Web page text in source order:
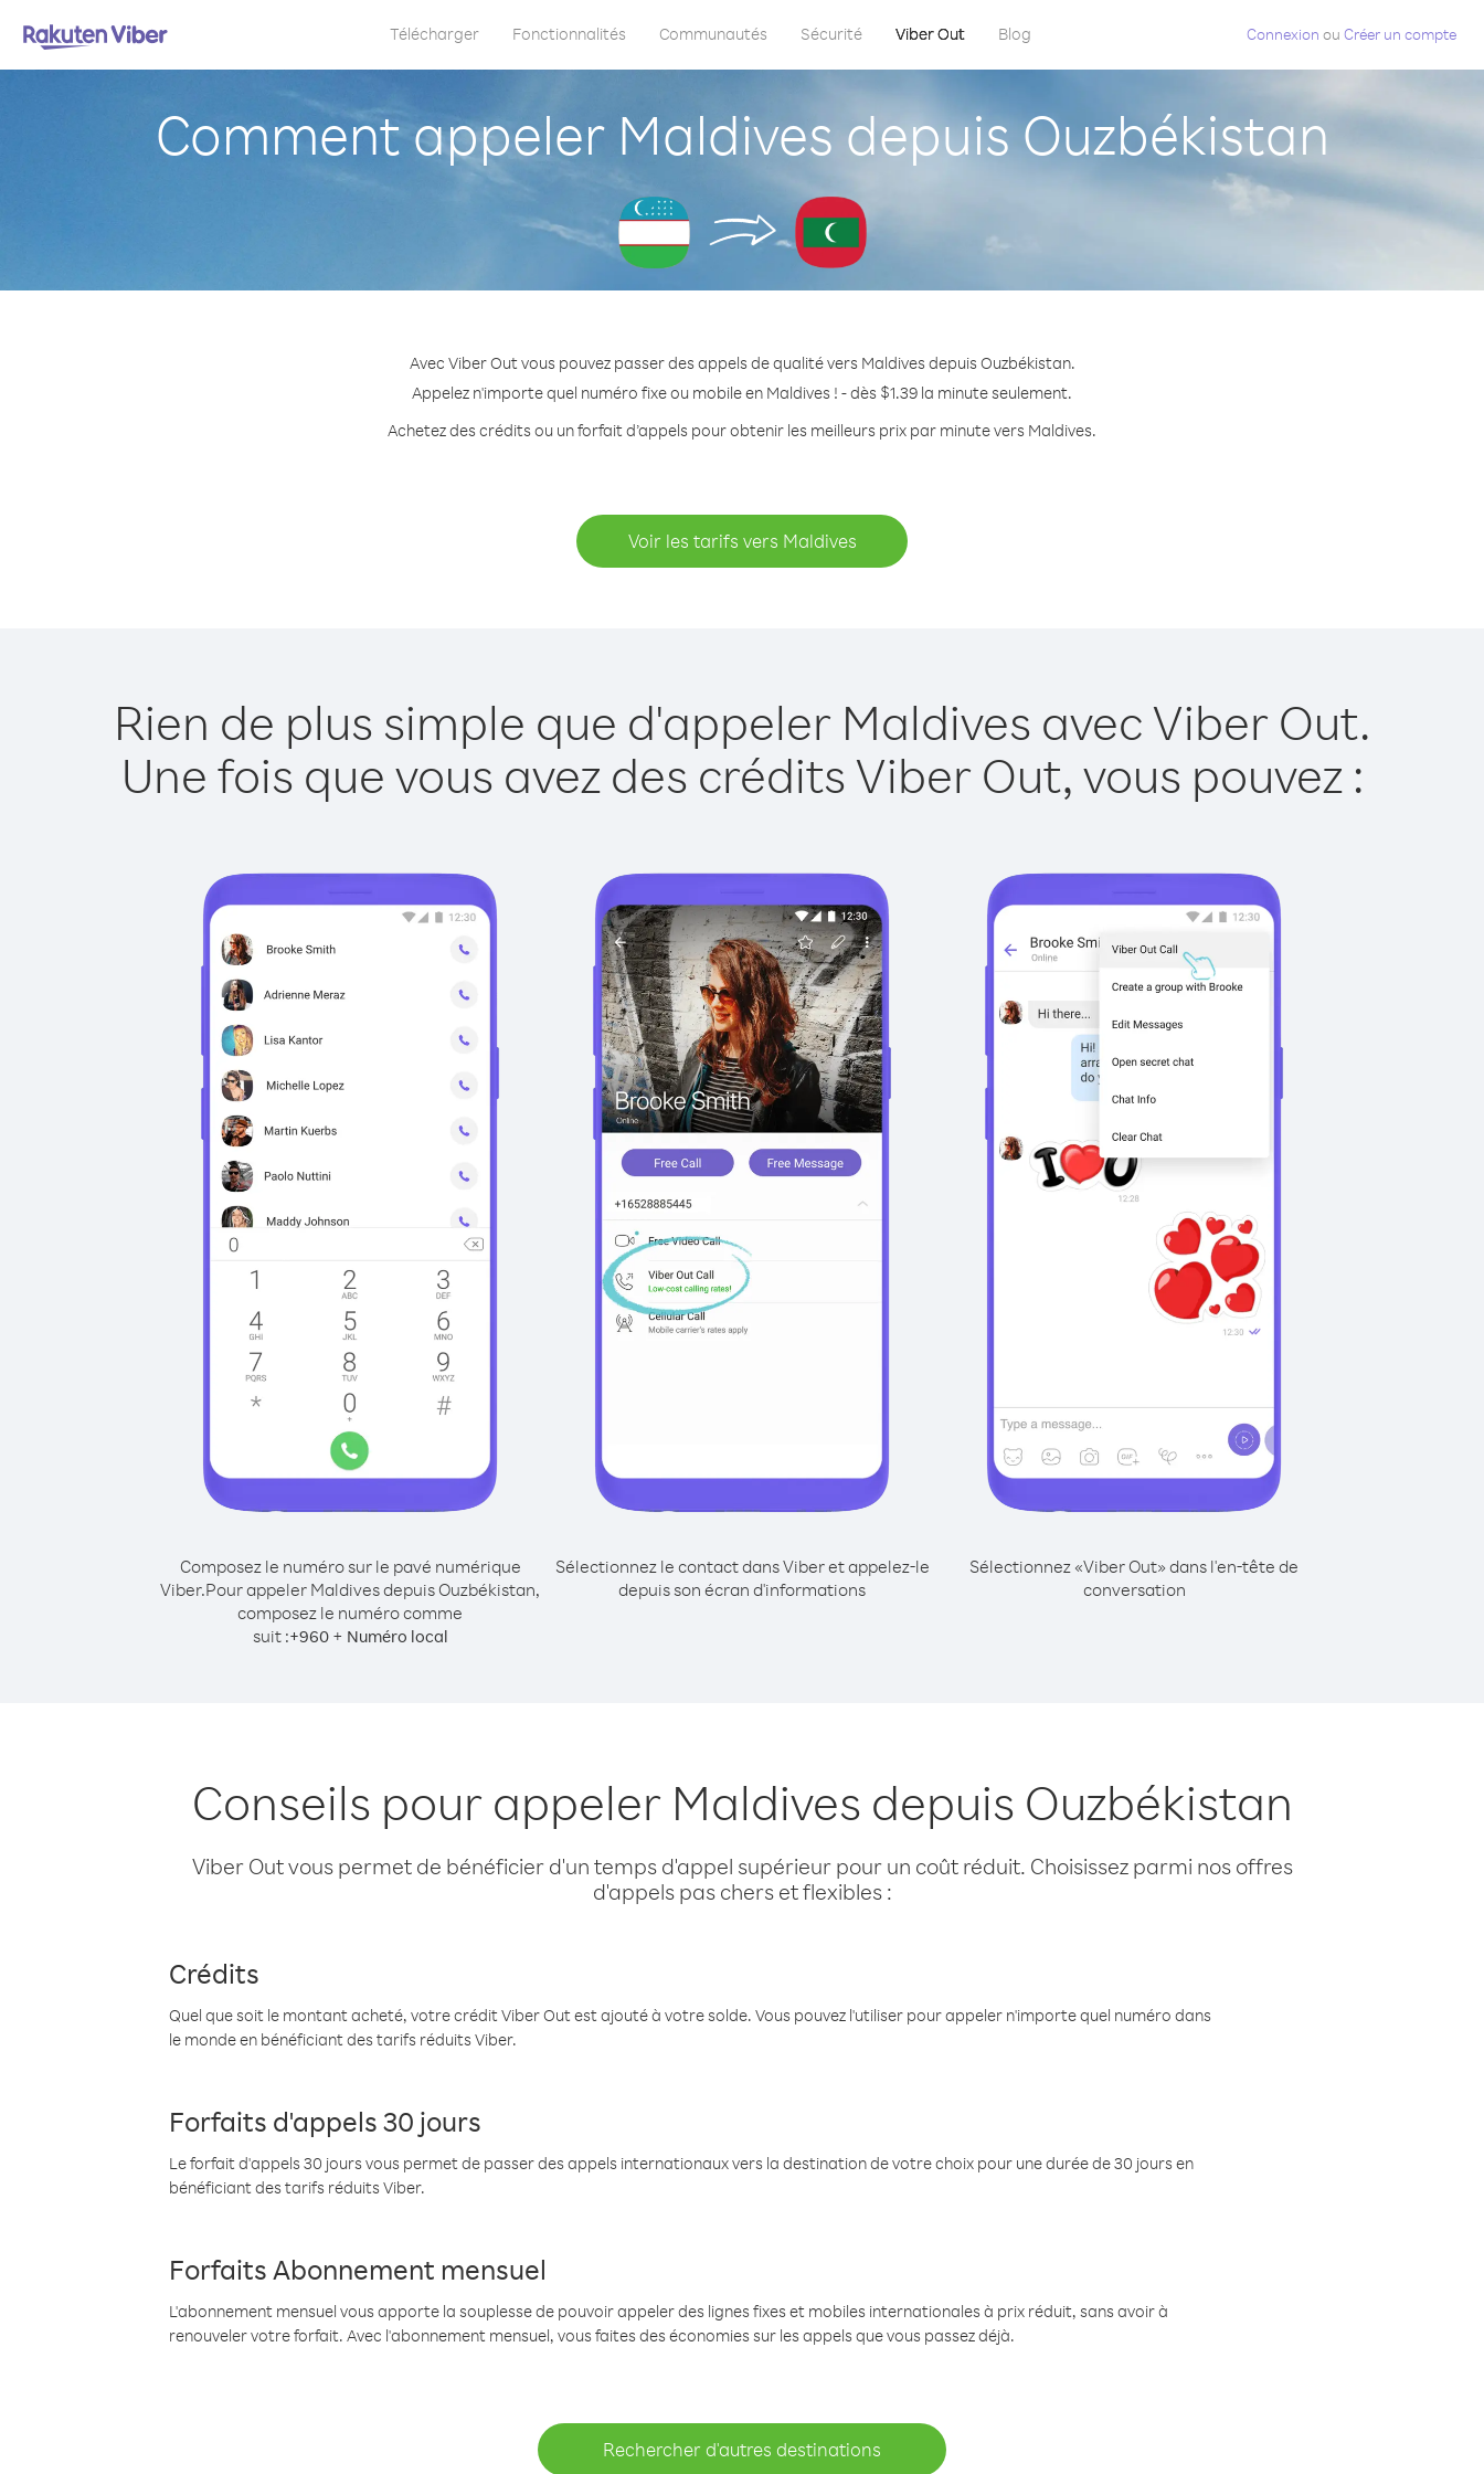
Télécharger Fonctionnalités Communautés Sécurité Viber Out Blog Connexion ou Créer un compte
Comment appeler Maldives depuis Ouzbékistan
Avec Viber Out vous pouvez passer des appels de qualité vers Maldives depuis Ouzbékistan.
Appelez n'importe quel numéro fixe ou mobile en Maldives ! - dès $1.39 la minute seulement.
Achetez des crédits ou un forfait d’appels pour obtenir les meilleurs prix par minute vers Maldives.
Voir les tarifs vers Maldives
Rien de plus simple que d'appeler Maldives avec Viber Out.
Une fois que vous avez des crédits Viber Out, vous pouvez :
Composez le numéro sur le pavé numérique
Viber.Pour appeler Maldives depuis Ouzbékistan,
composez le numéro comme
suit :+960+ Numéro local
Sélectionnez le contact dans Viber et appelez-le
depuis son écran d'informations
Sélectionnez «Viber Out» dans l'en-tête de
conversation
Conseils pour appeler Maldives depuis Ouzbékistan
Viber Out vous permet de bénéficier d'un temps d'appel supérieur pour un coût réduit. Choisissez parmi nos offres
d'appels pas chers et flexibles :
Crédits
Quel que soit le montant acheté, votre crédit Viber Out est ajouté à votre solde. Vous pouvez l'utiliser pour appeler n'importe quel numéro dans
le monde en bénéficiant des tarifs réduits Viber.
Forfaits d'appels 30 jours
Le forfait d'appels 30 jours vous permet de passer des appels internationaux vers la destination de votre choix pour une durée de 30 jours en
bénéficiant des tarifs réduits Viber.
Forfaits Abonnement mensuel
L'abonnement mensuel vous apporte la souplesse de pouvoir appeler des lignes fixes et mobiles internationales à prix réduit, sans avoir à
renouveler votre forfait. Avec l'abonnement mensuel, vous faites des économies sur les appels que vous passez déjà.
Rechercher d'autres destinations